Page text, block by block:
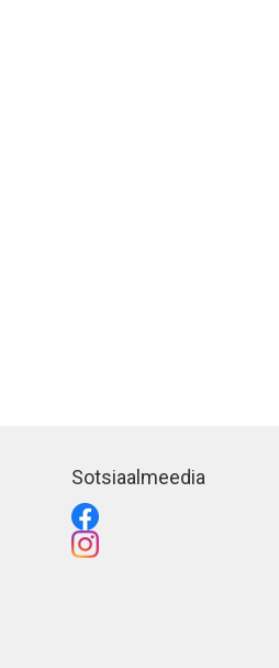
Sotsiaalmeedia